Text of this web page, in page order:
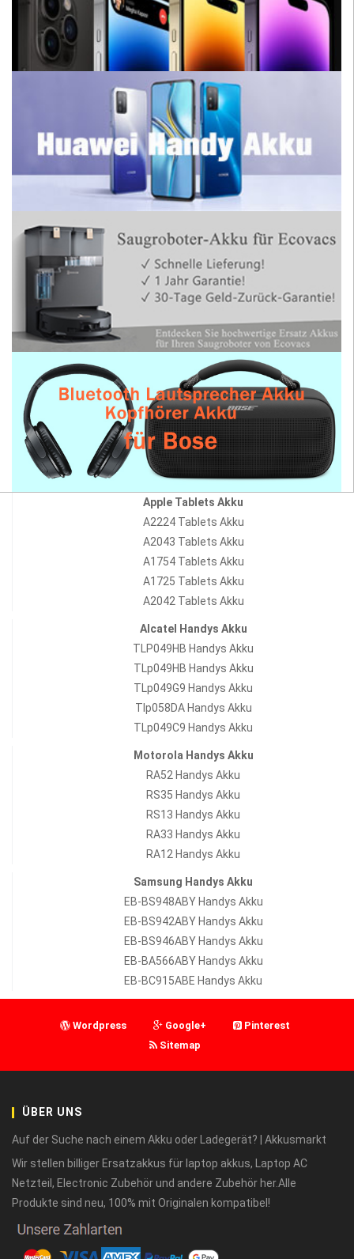
Apple Tablets Akku
A2224 Tablets Akku
A2043 Tablets Akku
A1754 Tablets Akku
A1725 Tablets Akku
A2042 Tablets Akku
Alcatel Handys Akku
TLP049HB Handys Akku
TLp049HB Handys Akku
TLp049G9 Handys Akku
Tlp058DA Handys Akku
TLp049C9 Handys Akku
Motorola Handys Akku
RA52 Handys Akku
RS35 Handys Akku
RS13 Handys Akku
RA33 Handys Akku
RA12 Handys Akku
Samsung Handys Akku
EB-BS948ABY Handys Akku
EB-BS942ABY Handys Akku
EB-BS946ABY Handys Akku
EB-BA566ABY Handys Akku
EB-BC915ABE Handys Akku
Wordpress Google+
Pinterest
Sitemap
ÜBER UNS
Auf der Suche nach einem Akku oder Ladegerät? | Akkusmarkt
Wir stellen billiger Ersatzakkus für laptop akkus, Laptop AC
Netzteil, Electronic Zubehör und andere Zubehör her.Alle
Produkte sind neu, 100% mit Originalen kompatibel!